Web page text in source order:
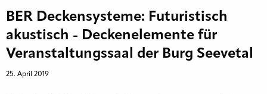
BER Deckensysteme: Futuristisch
akustisch - Deckenelemente für
Veranstaltungssaal der Burg Seevetal
25. April 2019